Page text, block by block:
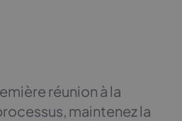
réunion à la
maintenez la